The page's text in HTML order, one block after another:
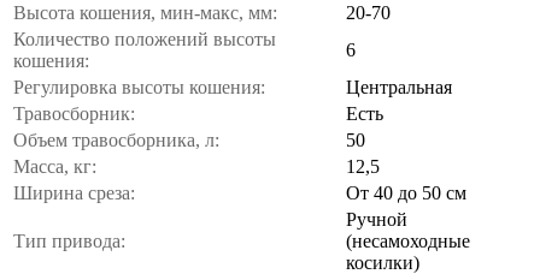
Высота кошения, мин-макс, мм:
20-70
Количество положений высоты
кошения:
6
Регулировка высоты кошения:
Центральная
Травосборник:
Есть
Объем травосборника, л:
50
Масса, кг:
12,5
Ширина среза:
От 40 до 50 см
Тип привода:
Ручной
(несамоходные
косилки)